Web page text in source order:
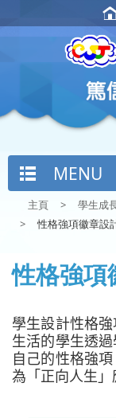
MENU
主頁 > 學生成
>
性格強項徽章設
性格強項
學生設計性格
生活的學生透
自己的性格強
為「正向人生」